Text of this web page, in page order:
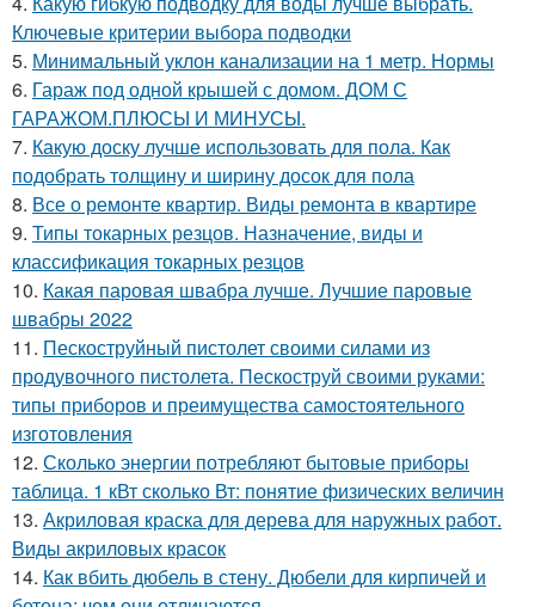
Ключевые критерии выбора подводки
5. Минимальный уклон канализации на 1 метр. Нормы
6. Гараж под одной крышей с домом. ДОМ С
ГАРАЖОМ.ПЛЮСЫ И МИНУСЫ.
7. Какую доску лучше использовать для пола. Как
подобрать толщину и ширину досок для пола
8. Все о ремонте квартир. Виды ремонта в квартире
9. Типы токарных резцов. Назначение, виды и
классификация токарных резцов
10. Какая паровая швабра лучше. Лучшие паровые
швабры 2022
11. Пескоструйный пистолет своими силами из
продувочного пистолета. Пескоструй своими руками:
типы приборов и преимущества самостоятельного
изготовления
12. Сколько энергии потребляют бытовые приборы
таблица. 1 кВт сколько Вт: понятие физических величин
13. Акриловая краска для дерева для наружных работ.
Виды акриловых красок
14. Как вбить дюбель в стену. Дюбели для кирпичей и